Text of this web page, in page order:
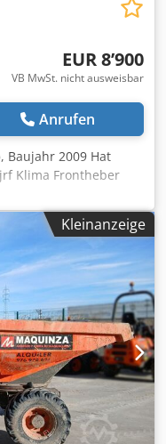
EUR 8’900
VB MwSt. nicht ausweisbar
Anrufen
, Baujahr 2009 Hat
Klima Frontheber
Mängel siehe
Irrtümer vorbehalten
Kleinanzeige